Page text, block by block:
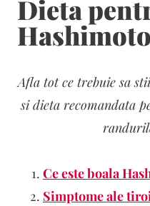
Dieta
Hashimoto
Afla tot ce trebuie sa
si dieta recomandata
Ce este boala
Simptome ale